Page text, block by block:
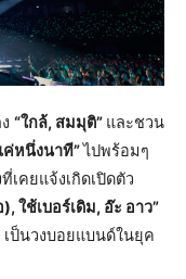
“ใกล้, สมมุติ” และชวน
ค่หนึ่งนาที”ไปพร้อมๆ
เคยแจ้งเกิดเปิดตัว
ใช้เบอร์เดิม, อ๊ะ อาว”
เป็นวงบอยแบนด์ในยุค